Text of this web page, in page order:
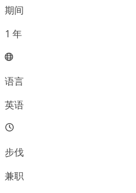
期间
1 年
语言
英语
步伐
兼职